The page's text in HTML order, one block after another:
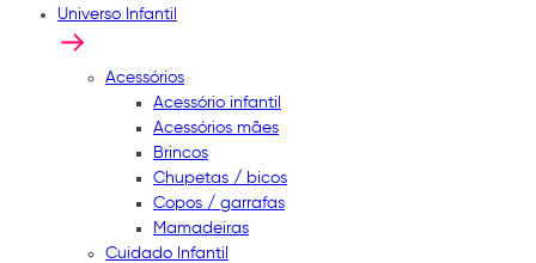
Universo Infantil
Acessórios
Acessório infantil
Acessórios mães
Brincos
Chupetas / bicos
Copos / garrafas
Mamadeiras
Cuidado Infantil